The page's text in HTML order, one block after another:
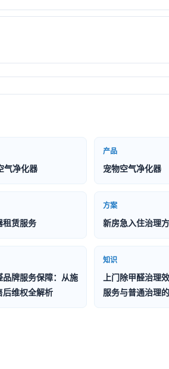
气净化器
产品
宠物空气净化器
租赁服务
方案
新房急入住治理
品牌服务保障：从施
后维权全解析
知识
上门除甲醛治理
服务与普通治理